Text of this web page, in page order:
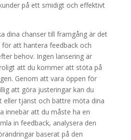
på ett smidigt och effektivt
dina chanser till framgång är det
att hantera feedback och
behov. Ingen lansering är
att du kommer att stöta på
Genom att vara öppen för
att göra justeringar kan du
eller tjänst och bättre möta dina
innebär att du måste ha en
in feedback, analysera den
baserat på den